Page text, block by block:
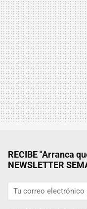
RECIBE "Arranca
NEWSLETTER